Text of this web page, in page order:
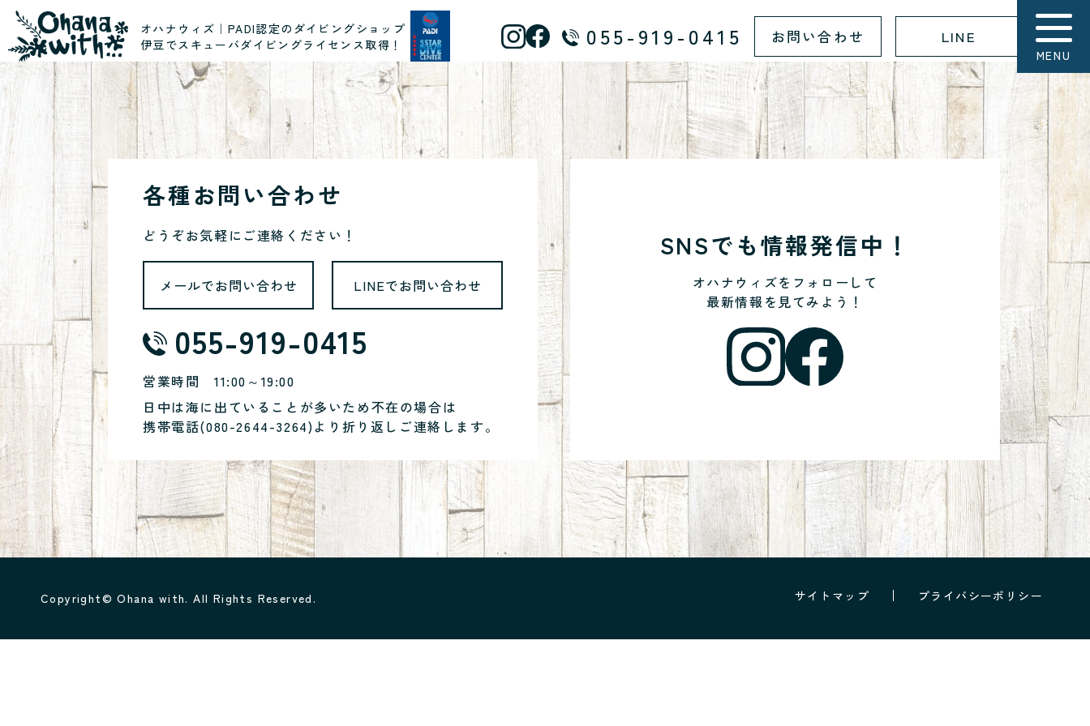
オハナウィズ｜PADI認定のダイビングショップ
伊豆でスキューバダイビングライセンス取得！
055-919-0415 お問い合わせ LINE
MENU
各種お問い合わせ
どうぞお気軽にご連絡ください！
メールでお問い合わせ LINEでお問い合わせ
055-919-0415
営業時間 11:00～19:00
日中は海に出ていることが多いため不在の場合は
携帯電話(080-2644-3264)より折り返しご連絡します。
SNSでも情報発信中！
オハナウィズをフォローして
最新情報を見てみよう！
サイトマップ プライバシーポリシー
Copyright© Ohana with. All Rights Reserved.